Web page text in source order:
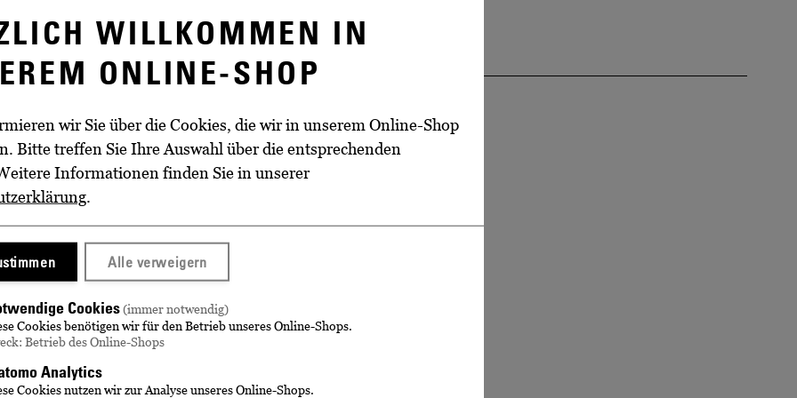
WILLKOMMEN IN
ONLINE-SHOP
wir Sie über die Cookies, die wir in unserem Online-Shop
Bitte treffen Sie Ihre Auswahl über die entsprechenden
Informationen finden Sie in unserer
.
Alle verweigern
Cookies(immer notwendig)
Cookies benötigen wir für den Betrieb unseres Online-Shops.
Betrieb des Online-Shops
Analytics
Cookies nutzen wir zur Analyse unseres Online-Shops.
Richtung Meißen ca. 15
West
ca. 5 Minuten Fußweg
Wackerbarth
zur Verfügung.
telefonisch